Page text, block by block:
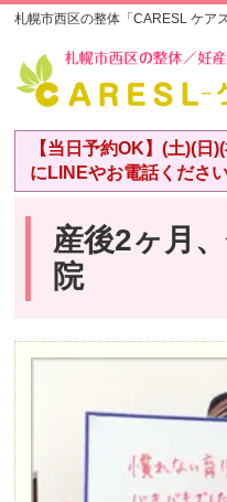
札幌市西区の整体「CARESL ケアス
【当日予約OK】(土)(日
にLINEやお電話くださ
産後2ヶ月
院